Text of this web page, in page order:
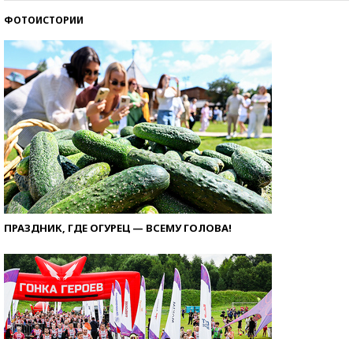
ФОТОИСТОРИИ
ПРАЗДНИК, ГДЕ ОГУРЕЦ — ВСЕМУ ГОЛОВА!